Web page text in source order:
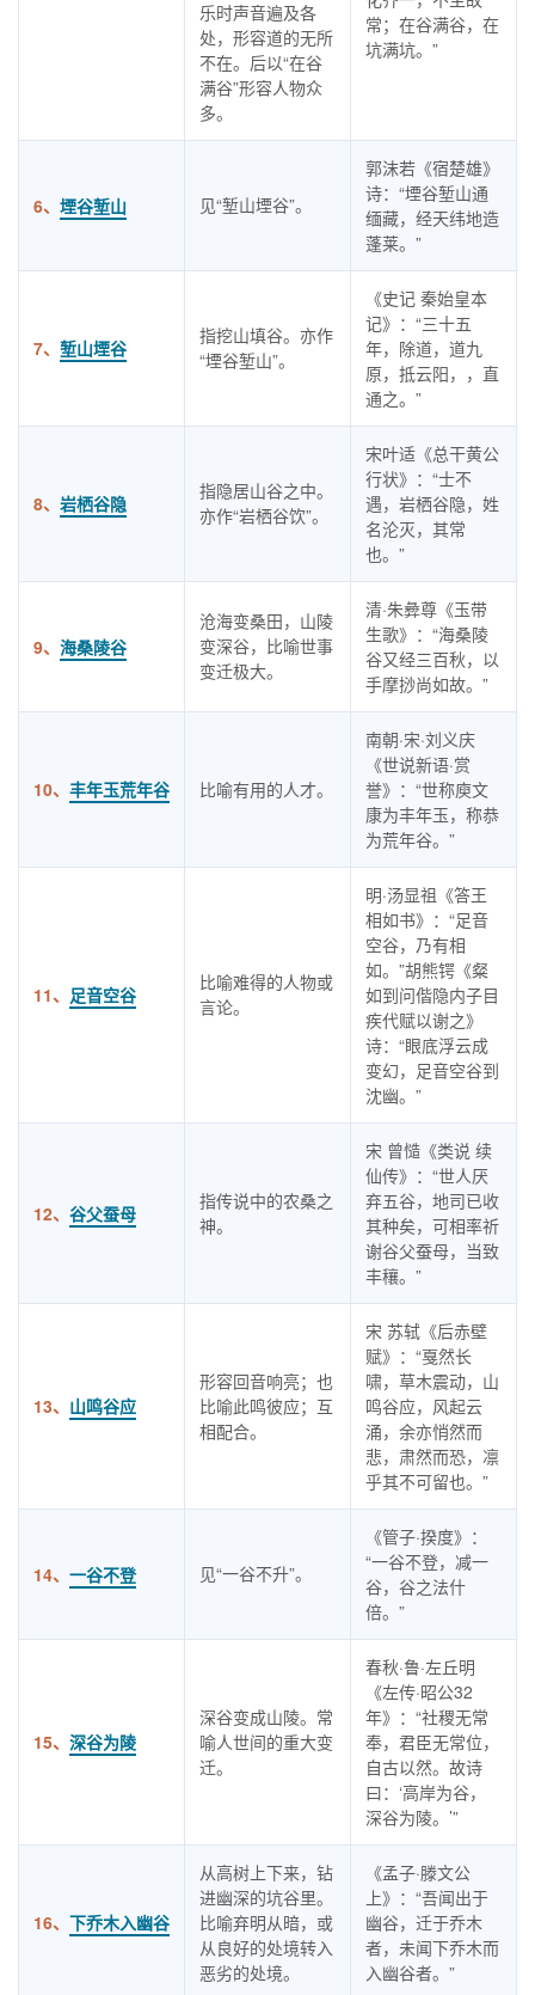
乐时声音遍及各
处，形容道的无所
不在。后以“在谷
满谷”形容人物众
多。
常；在谷满谷，在
坑满坑。”
6、 堙谷堑山 见“堑山堙谷”。
郭沫若《宿楚雄》
诗：“堙谷堑山通
缅藏，经天纬地造
蓬莱。”
7、 堑山堙谷
指挖山填谷。亦作
“堙谷堑山”。
《史记 秦始皇本
记》：“三十五
年，除道，道九
原，抵云阳，，直
通之。”
8、 岩栖谷隐
指隐居山谷之中。
亦作“岩栖谷饮”。
宋叶适《总干黄公
行状》：“士不
遇，岩栖谷隐，姓
名沦灭，其常
也。”
9、 海桑陵谷
沧海变桑田，山陵
变深谷，比喻世事
变迁极大。
清·朱彜尊《玉带
生歌》：“海桑陵
谷又经三百秋，以
手摩挱尚如故。”
10、 丰年玉荒年谷 比喻有用的人才。
南朝·宋·刘义庆
《世说新语·赏
誉》：“世称庾文
康为丰年玉，称恭
为荒年谷。”
11、 足音空谷
比喻难得的人物或
言论。
明·汤显祖《答王
相如书》：“足音
空谷，乃有相
如。”胡熊锷《粲
如到问偕隐内子目
疾代赋以谢之》
诗：“眼底浮云成
变幻，足音空谷到
沈幽。”
12、 谷父蚕母
指传说中的农桑之
神。
宋 曾慥《类说 续
仙传》：“世人厌
弃五谷，地司已收
其种矣，可相率祈
谢谷父蚕母，当致
丰穰。”
13、 山鸣谷应
形容回音响亮；也
比喻此鸣彼应；互
相配合。
宋 苏轼《后赤壁
赋》：“戛然长
啸，草木震动，山
鸣谷应，风起云
涌，余亦悄然而
悲，肃然而恐，凛
乎其不可留也。”
14、 一谷不登 见“一谷不升”。
《管子·揆度》：
“一谷不登，减一
谷，谷之法什
倍。”
15、 深谷为陵
深谷变成山陵。常
喻人世间的重大变
迁。
春秋·鲁·左丘明
《左传·昭公32
年》：“社稷无常
奉，君臣无常位，
自古以然。故诗
曰：‘高岸为谷，
深谷为陵。’”
16、 下乔木入幽谷
从高树上下来，钻
进幽深的坑谷里。
比喻弃明从暗，或
从良好的处境转入
恶劣的处境。
《孟子·滕文公
上》：“吾闻出于
幽谷，迁于乔木
者，未闻下乔木而
入幽谷者。”